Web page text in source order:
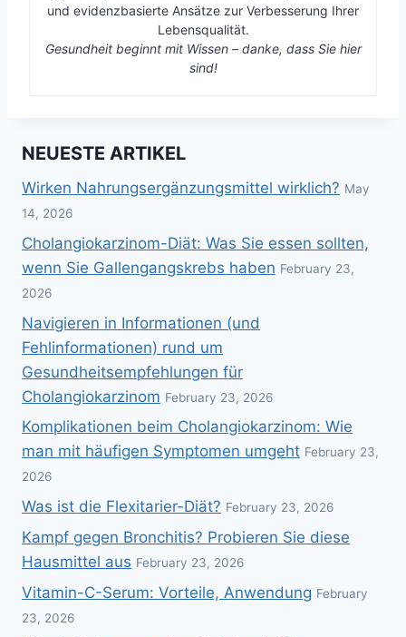
und evidenzbasierte Ansätze zur Verbesserung Ihrer
Lebensqualität.
Gesundheit beginnt mit Wissen – danke, dass Sie hier
sind!
NEUESTE ARTIKEL
Wirken Nahrungsergänzungsmittel wirklich? May
14, 2026
Cholangiokarzinom-Diät: Was Sie essen sollten,
wenn Sie Gallengangskrebs haben February 23,
2026
Navigieren in Informationen (und
Fehlinformationen) rund um
Gesundheitsempfehlungen für
Cholangiokarzinom February 23, 2026
Komplikationen beim Cholangiokarzinom: Wie
man mit häufigen Symptomen umgeht February 23,
2026
Was ist die Flexitarier-Diät? February 23, 2026
Kampf gegen Bronchitis? Probieren Sie diese
Hausmittel aus February 23, 2026
Vitamin-C-Serum: Vorteile, Anwendung February
23, 2026